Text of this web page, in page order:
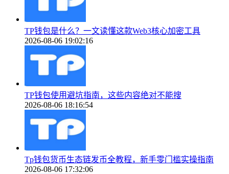
TP钱包是什么？一文读懂这款Web3核心加密工具
2026-08-06 19:02:16
TP钱包使用避坑指南，这些内容绝对不能搜
2026-08-06 18:16:54
Tp钱包货币生态链发币全教程，新手零门槛实操指南
2026-08-06 17:32:06